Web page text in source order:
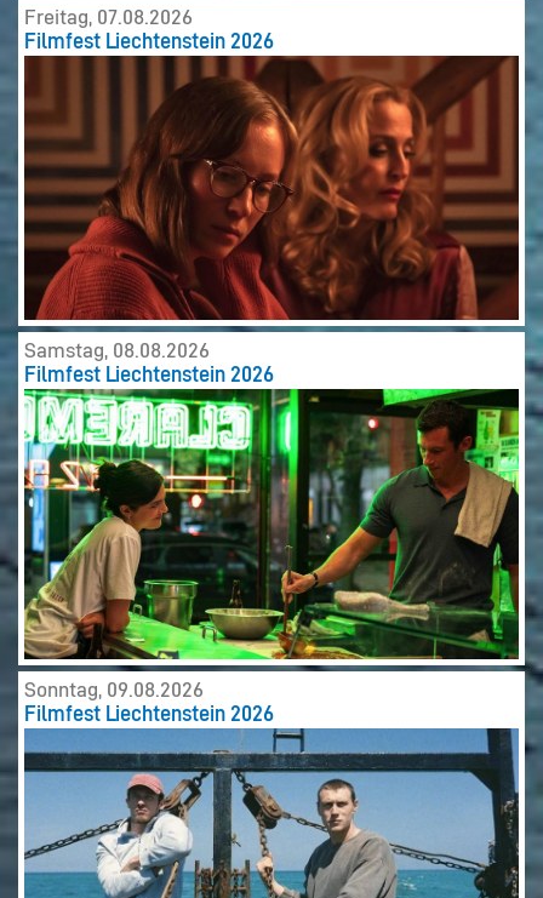
Freitag, 07.08.2026
Filmfest Liechtenstein 2026
Samstag, 08.08.2026
Filmfest Liechtenstein 2026
Sonntag, 09.08.2026
Filmfest Liechtenstein 2026